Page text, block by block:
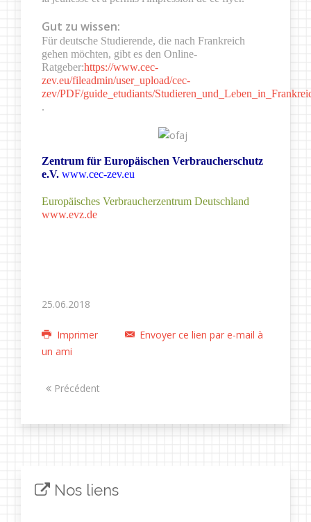
Gut zu wissen:
Für deutsche Studierende, die nach Frankreich
gehen möchten, gibt es den Online-
Ratgeber:https://www.cec-
zev.eu/fileadmin/user_upload/cec-
zev/PDF/guide_etudiants/
.
Zentrum für Europäischen Verbraucherschutz
e.V. www.cec-zev.eu
Europäisches Verbraucherzentrum Deutschland
www.evz.de
25.06.2018
Imprimer
Envoyer ce lien par e-mail à
un ami
Précédent
Nos liens